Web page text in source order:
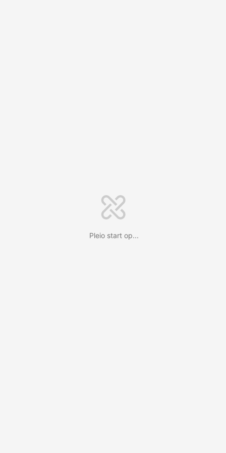
Pleio start op...